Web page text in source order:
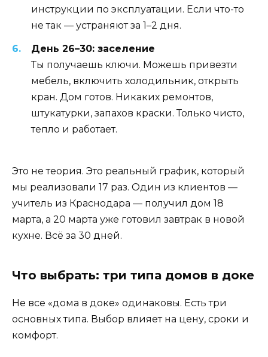
инструкции по эксплуатации. Если что-то
не так — устраняют за 1–2 дня.
День 26–30: заселение
Ты получаешь ключи. Можешь привезти
мебель, включить холодильник, открыть
кран. Дом готов. Никаких ремонтов,
штукатурки, запахов краски. Только чисто,
тепло и работает.
Это не теория. Это реальный график, который
мы реализовали 17 раз. Один из клиентов —
учитель из Краснодара — получил дом 18
марта, а 20 марта уже готовил завтрак в новой
кухне. Всё за 30 дней.
Что выбрать: три типа домов в доке
Не все «дома в доке» одинаковы. Есть три
основных типа. Выбор влияет на цену, сроки и
комфорт.